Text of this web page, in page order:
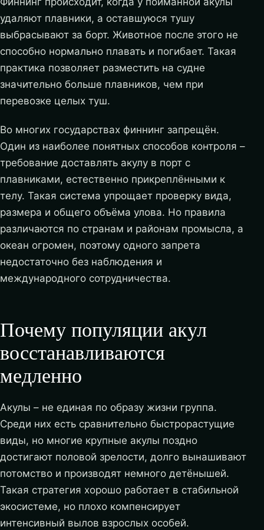
удаляют плавники, а оставшуюся тушу
выбрасывают за борт. Животное после этого не
способно нормально плавать и погибает. Такая
практика позволяет разместить на судне
значительно больше плавников, чем при
перевозке целых туш.
Во многих государствах финнинг запрещён.
Один из наиболее понятных способов контроля –
требование доставлять акулу в порт с
плавниками, естественно прикреплёнными к
телу. Такая система упрощает проверку вида,
размера и общего объёма улова. Но правила
различаются по странам и районам промысла, а
океан огромен, поэтому одного запрета
недостаточно без наблюдения и
международного сотрудничества.
Почему популяции акул
восстанавливаются
медленно
Акулы – не единая по образу жизни группа.
Среди них есть сравнительно быстрорастущие
виды, но многие крупные акулы поздно
достигают половой зрелости, долго вынашивают
потомство и производят немного детёнышей.
Такая стратегия хорошо работает в стабильной
экосистеме, но плохо компенсирует
интенсивный вылов взрослых особей.